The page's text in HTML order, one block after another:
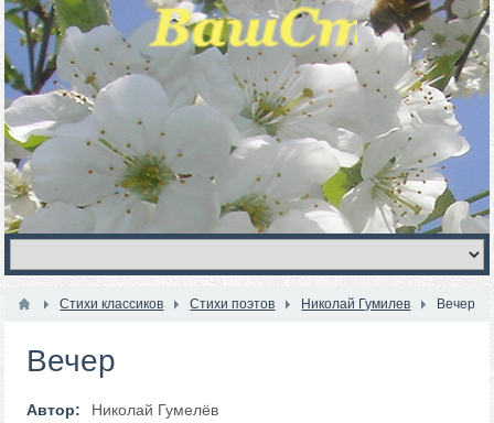
Стихи классиков Стихи поэтов Николай Гумилев Вечер
Вечер
Автор:
Николай Гумелёв